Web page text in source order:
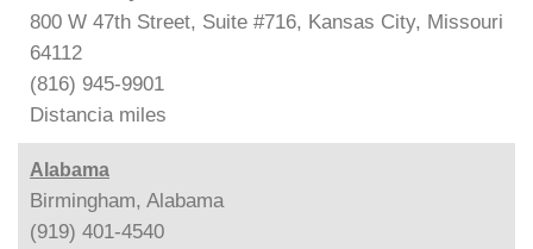
800 W 47th Street, Suite #716, Kansas City, Missouri
64112
(816) 945-9901
Distancia miles
Alabama
Birmingham, Alabama
(919) 401-4540